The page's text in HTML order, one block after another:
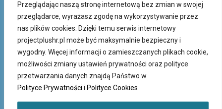
Przeglądając naszą stronę internetową bez zmian w swojej
przeglądarce, wyrażasz zgodę na wykorzystywanie przez
nas plików cookies. Dzięki temu serwis internetowy
projectplushr.pl może być maksymalnie bezpieczny i
wygodny. Więcej informacji o zamieszczanych plikach cookie,
możliwości zmiany ustawień prywatności oraz polityce
przetwarzania danych znajdą Państwo w
Polityce Prywatności i Polityce Cookies
Region Piotrków Trybunalski:
+48 511 057 121
Nasi rekruterzy mówią w języku polskim, ukraińskim, rosyjskim
oraz angielskim.